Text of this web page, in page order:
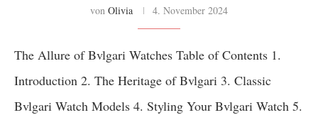
von Olivia 4. November 2024
The Allure of Bvlgari Watches Table of Contents 1.
Introduction 2. The Heritage of Bvlgari 3. Classic
Bvlgari Watch Models 4. Styling Your Bvlgari Watch 5.